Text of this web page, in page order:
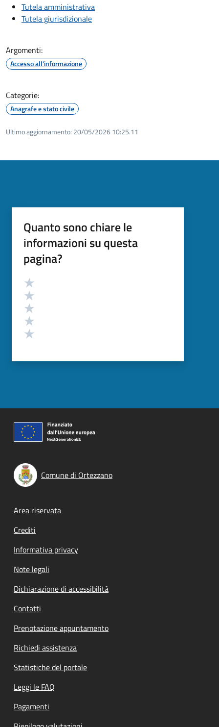
Tutela amministrativa
Tutela giurisdizionale
Argomenti:
Accesso all'informazione
Categorie:
Anagrafe e stato civile
Ultimo aggiornamento: 20/05/2026 10:25.11
Quanto sono chiare le
informazioni su questa
pagina?
Valutazione
Comune di Ortezzano
Footer menu
Area riservata
Crediti
Informativa privacy
Note legali
Dichiarazione di accessibilità
Contatti
Prenotazione appuntamento
Richiedi assistenza
Statistiche del portale
Leggi le FAQ
Pagamenti